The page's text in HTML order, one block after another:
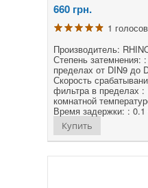
660 грн.
1 голосов
Производитель:
Степень затемнения:
пределах от DIN9 до
Скорость
фильтра в пределах :
комнатной
Время задержки: :
Купить